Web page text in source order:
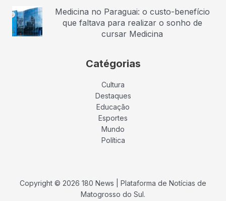
Medicina no Paraguai: o custo-benefício
que faltava para realizar o sonho de
cursar Medicina
Catégorias
Cultura
Destaques
Educação
Esportes
Mundo
Política
Copyright © 2026 180 News | Plataforma de Notícias de
Matogrosso do Sul.